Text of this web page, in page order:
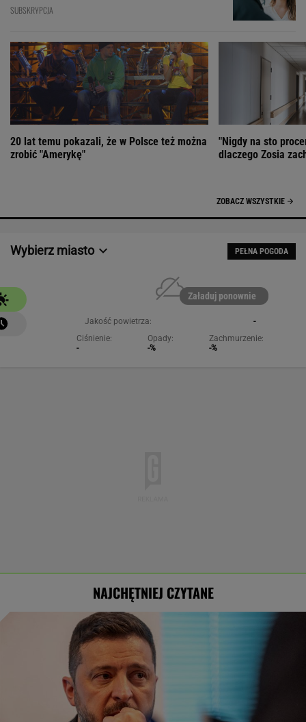
SUBSKRYPCJA
20 lat temu pokazali, że w Polsce też można
zrobić "Amerykę"
"Nigdy na sto
dlaczego Zosia
ZOBACZ WSZYSTKIE
Wybierz miasto PEŁNA POGODA
Załaduj ponownie
Jakość powietrza:
-
Ciśnienie:
-
Opady:
-%
Zachmurzenie:
-%
NAJCHĘTNIEJ CZYTANE